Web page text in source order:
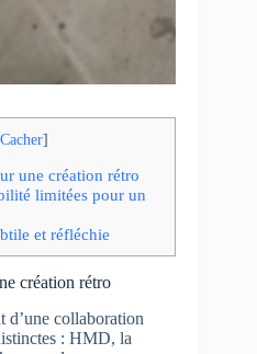
Cacher]
une création rétro
limitées pour un
et réfléchie
création rétro
d’une collaboration
: HMD, la